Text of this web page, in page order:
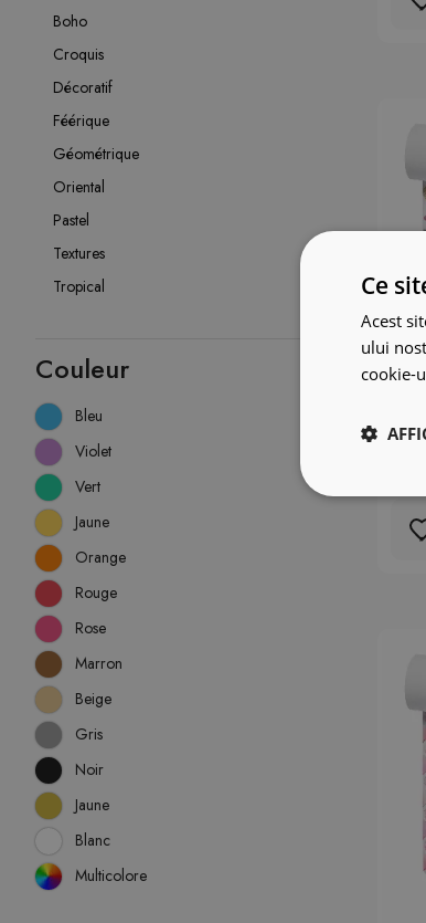
Boho
Croquis
Décoratif
Féérique
Géométrique
Oriental
Pastel
Textures
Tropical
Couleur
Bleu
Violet
Vert
Jaune
Orange
Rouge
Rose
Marron
Beige
Gris
Noir
Jaune
Blanc
Multicolore
Ce
Acest
ului
cookie-